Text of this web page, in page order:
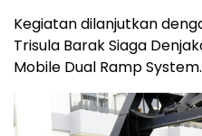
Kegiatan dilanjutkan
Trisula Barak Siaga
Mobile Dual Ramp System.